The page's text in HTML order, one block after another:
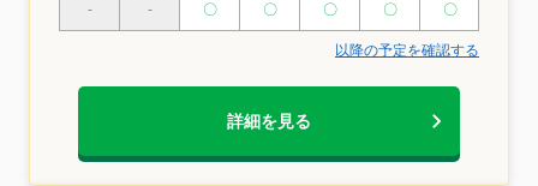
-
-
〇
〇
〇
〇
〇
以降の予定を確認する
詳細を見る